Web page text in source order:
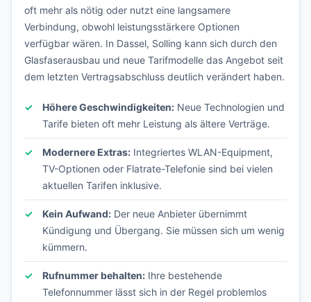
oft mehr als nötig oder nutzt eine langsamere
Verbindung, obwohl leistungsstärkere Optionen
verfügbar wären. In Dassel, Solling kann sich durch den
Glasfaserausbau und neue Tarifmodelle das Angebot seit
dem letzten Vertragsabschluss deutlich verändert haben.
Höhere Geschwindigkeiten: Neue Technologien und
Tarife bieten oft mehr Leistung als ältere Verträge.
Modernere Extras: Integriertes WLAN-Equipment,
TV-Optionen oder Flatrate-Telefonie sind bei vielen
aktuellen Tarifen inklusive.
Kein Aufwand: Der neue Anbieter übernimmt
Kündigung und Übergang. Sie müssen sich um wenig
kümmern.
Rufnummer behalten: Ihre bestehende
Telefonnummer lässt sich in der Regel problemlos